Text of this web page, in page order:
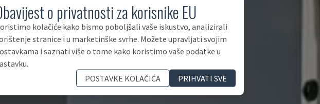
o privatnosti za korisnike EU
kolačiće kako bismo poboljšali vaše iskustvo, analizirali
stranice i u marketinške svrhe. Možete upravljati svojim
i saznati više o tome kako koristimo vaše podatke u
POSTAVKE KOLAČIĆA
PRIHVATI SVE